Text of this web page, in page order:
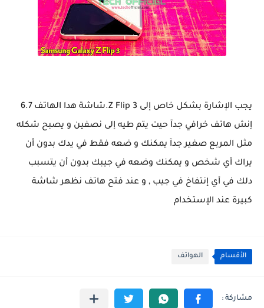
يجب الإشارة بشكل خاص إلى Z Flip 3.شاشة هدا الهاتف 6.7
إنش هاتف خرافي جدآ حيت يتم طيه إلى نصفين و يصبح شكله
مثل المربع صغير جدآ يمكنك و ضعه فقط في يدك بدون أن
يراك أي شخص و يمكنك وضعه في جيبك بدون أن يتسبب
دلك في أي إنتفاخ في جيب , و عند فتح هاتف نظهر شاشة
كبيرة عند الإستخدام
الأقسام الهواتف